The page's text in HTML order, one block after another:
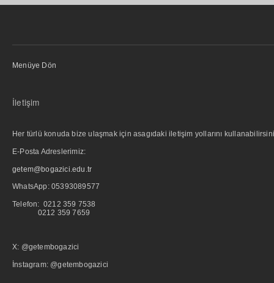
Menüye Dön
İletişim
Her türlü konuda bize ulaşmak için asagıdaki iletişim yollarını
E-Posta Adreslerimiz:
getem@bogazici.edu.tr
WhatsApp: 05393089577
Telefon: 0212 359 7538
0212 359 7659
X: @getembogazici
İnstagram: @getembogazici